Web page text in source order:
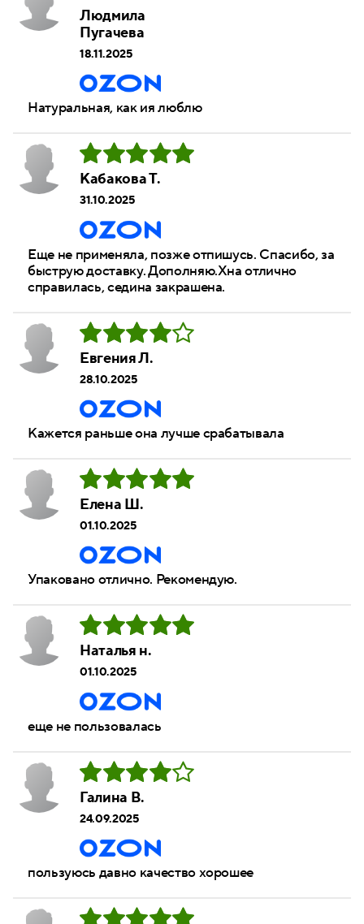
Людмила
Пугачева
18.11.2025
Натуральная, как ия люблю
Кабакова Т.
31.10.2025
Еще не применяла, позже отпишусь. Спасибо, за
быструю доставку. Дополняю.Хна отлично
справилась, седина закрашена.
Евгения Л.
28.10.2025
Кажется раньше она лучше срабатывала
Елена Ш.
01.10.2025
Упаковано отлично. Рекомендую.
Наталья н.
01.10.2025
еще не пользовалась
Галина В.
24.09.2025
пользуюсь давно качество хорошее